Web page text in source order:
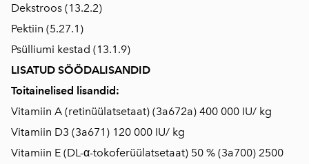
Dekstroos (13.2.2)
Pektiin (5.27.1)
Psülliumi kestad (13.1.9)
LISATUD SÖÖDALISANDID
Toitainelised lisandid:
Vitamiin A (retinüülatsetaat) (3a672a) 400 000 IU/ kg
Vitamiin D3 (3a671) 120 000 IU/ kg
Vitamiin E (DL-α-tokoferüülatsetaat) 50 % (3a700) 2500